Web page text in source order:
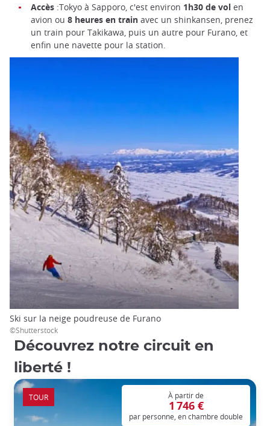
Accès :Tokyo à Sapporo, c'est environ 1h30 de vol en
avion ou 8 heures en train avec un shinkansen, prenez
un train pour Takikawa, puis un autre pour Furano, et
enfin une navette pour la station.
Ski sur la neige poudreuse de Furano
©Shutterstock
Découvrez notre circuit en
liberté !
À partir de
1 746 €
par personne, en chambre double
TOUR